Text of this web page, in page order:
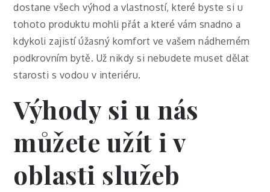
dostane všech výhod a vlastností, které byste si u
tohoto produktu mohli přát a které vám snadno a
kdykoli zajistí úžasný komfort ve vašem nádherném
podkrovním bytě. Už nikdy si nebudete muset dělat
starosti s vodou v interiéru.
Výhody si u nás
můžete užít i v
oblasti služeb